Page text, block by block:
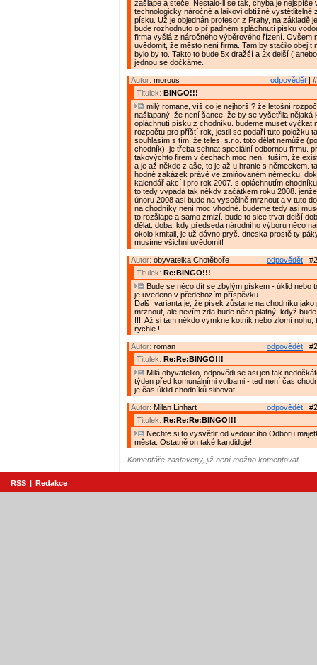
zašlape a steče. Nestalo-li se tak, chyba je nejspíše
technologicky náročné a laikovi obtížně vystětlitelné
písku. Už je objednán profesor z Prahy, na základě
bude rozhodnuto o případném spláchnutí písku
firma vyšlá z náročného výběrového řízení. Ovšem
uvědomit, že město není firma. Tam by stačilo obejít
bylo by to. Takto to bude 5x dražší a 2x delší (
jednou se dočkáme.
odpovědět |
Autor: morous
Titulek: BINGO!!!
milý romane, víš co je nejhorší? že letošní
našlapaný, že není šance, že by se vyšetřila nějaká
opláchnutí písku z chodníku. budeme muset vyčkat
rozpočtu pro příští rok, jestli se podaří tuto položku
souhlasím s tím, že teles, s.r.o. toto dělat nemůže
chodník), je třeba sehnat speciální odbornou firmu.
takovýchto firem v čechách moc není. tuším, že
a je až někde z aše, to je až u hranic s německem.
hodně zakázek právě ve zmiňovaném německu.
kalendář akcí i pro rok 2007. s opláchnutím
to tedy vypadá tak někdy začátkem roku 2008.
únoru 2008 asi bude na vysočině mrznout a v tuto
na chodníky není moc vhodné. budeme tedy asi
to rozšlape a samo zmizí. bude to sice trvat delší
dělat. doba, kdy předseda národního výboru něco
okolo kmitali, je už dávno pryč. dneska prostě ty
musíme všichni uvědomit!
odpovědět |
Autor: obyvatelka Chotěboře
Titulek: Re:BINGO!!!
Bude se něco dít se zbylým pískem - úklid nebo
je uvedeno v předchozím příspěvku.
Další varianta je, že písek zůstane na chodníku jako
mrznout, ale nevím zda bude něco platný, když
!!!. Až si tam někdo vymkne kotník nebo zlomí nohu,
rychle !
odpovědět |
Autor: roman
Titulek: Re:Re:BINGO!!!
Milá obyvatelko, odpovědi se asi jen tak
týden před komunálními volbami - teď není čas
je čas úklid chodníků slibovat!
odpovědět |
Autor: Milan Linhart
Titulek: Re:Re:Re:BINGO!!!
Nechte si to vysvětlit od vedoucího Odboru
města. Ostatně on také kandiduje!
Komentáře zastaveny, již není možno komentovat.
RSS | Redakce